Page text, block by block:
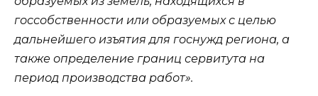
госсобственности или образуемых с целью
дальнейшего изъятия для госнужд региона, а
также определение границ сервитута на
период производства работ».